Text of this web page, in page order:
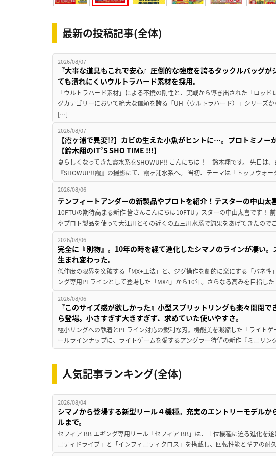
最新の投稿記事(全体)
2026/08/07
『大事な道具もこれで安心』圧倒的な強度を誇るタックルバッグ
ても潰れにくいウルトラハード素材を採用。
「ウルトラハード素材」による不撓の剛性と、実戦から導き出された「ロッド
グカテゴリーにおいて絶大な信頼を誇る「UH（ウルトラハード）」シリーズ
[…]
2026/08/07
【霞ヶ浦で異変!?】カビの生えた小魚がヒントに…。プロトミノー
【鈴木翔のIT’S SHO TIME !!!】
夏らしくなってきた霞水系をSHOWUP!! こんにちは！ 鈴木翔です。 先日は
『SHOWUP!!霞』の撮影にて、霞ヶ浦水系へ。 当初、テーマは「トップウォ
2026/08/06
テンフィートアンダーの新製品やプロトを紹介！テスターの中山太
10FTUの期待高まる新作 皆さんこんにちは10FTUテスターの中山太喜です！
やプロト製品を使って大江川とその近くの五三川水系で釣果をあげてきたの
2026/08/06
完全に『別物』。10年の時を経て進化したシマノのラインが凄い。
生まれ変わった。
低伸度の限界を突破する「MX+工法」と、ジグ操作を劇的に楽にする「バネ性
ング専用PEラインとして登場した「MX4」から10年。さらなる高みを目指し
2026/08/06
『このサイズ感が欲しかった』小型スプリットリングも楽々開閉
ら登場。小さすぎず大きすぎず、求めていた使いやすさ。
極小リングへの執着とPEライン対応の鋭利な刃。機能美を凝縮した「ライト
ールラインナップに、ライトゲームを愛するアングラー待望の新作『ミニリ
人気記事ランキング(全体)
2026/08/04
シマノから登場する新型リール４機種。充実のエントリーモデルか
ルまで。
セフィア BB エギング専用リール「セフィア BB」は、上位機種に迫る進化を
ニティドライブ」と「インフィニティクロス」を搭載し、回転性能とギアの